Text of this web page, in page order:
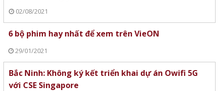
02/08/2021
6 bộ phim hay nhất để xem trên VieON
29/01/2021
Bắc Ninh: Không ký kết triển khai dự án Owifi 5G
với CSE Singapore